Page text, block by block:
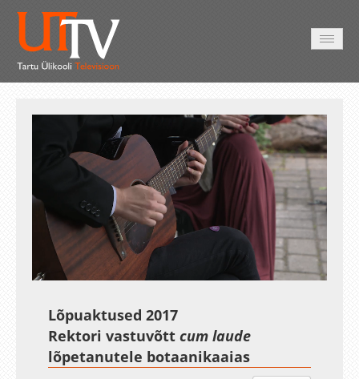
Loaded
0.39%
Esituskiirused
Lõpuaktused 2017
Rektori vastuvõtt cum laude
lõpetanutele botaanikaaias